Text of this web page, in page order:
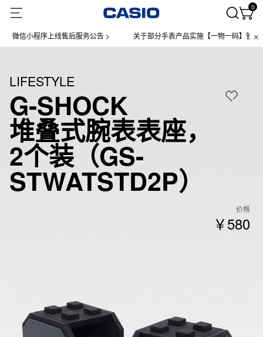
0
小程序上线售后服务公告 > 关于部分手表产品实施【一物一码】管理的公
LIFESTYLE
G-SHOCK
堆叠式腕表表座，
2个装（GS-
STWATSTD2P）
价格
￥580